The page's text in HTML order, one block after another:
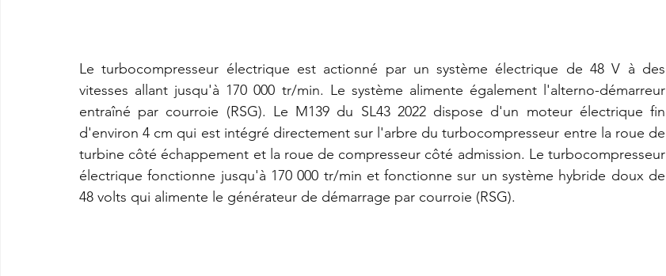
Le turbocompresseur électrique est actionné par un système électrique de 48 V à des
vitesses allant jusqu'à 170 000 tr/min. Le système alimente également l'alterno-démarreur
entraîné par courroie (RSG). Le M139 du SL43 2022 dispose d'un moteur électrique fin
d'environ 4 cm qui est intégré directement sur l'arbre du turbocompresseur entre la roue de
turbine côté échappement et la roue de compresseur côté admission. Le turbocompresseur
électrique fonctionne jusqu'à 170 000 tr/min et fonctionne sur un système hybride doux de
48 volts qui alimente le générateur de démarrage par courroie (RSG).